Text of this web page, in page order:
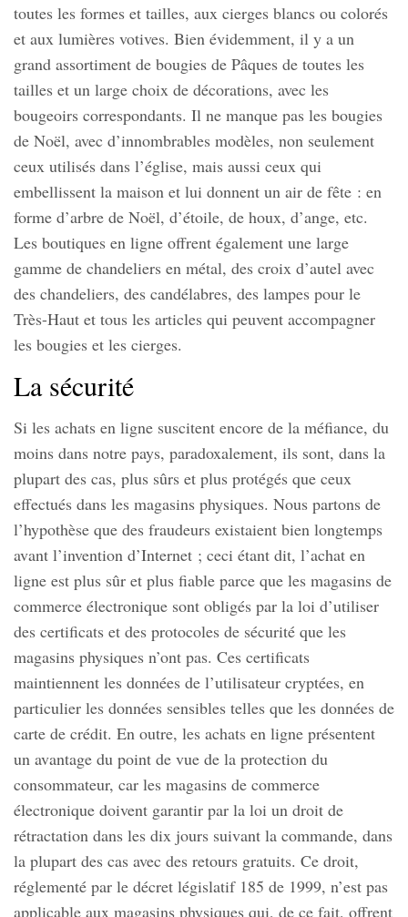
toutes les formes et tailles, aux cierges blancs ou colorés
et aux lumières votives. Bien évidemment, il y a un
grand assortiment de bougies de Pâques de toutes les
tailles et un large choix de décorations, avec les
bougeoirs correspondants. Il ne manque pas les bougies
de Noël, avec d’innombrables modèles, non seulement
ceux utilisés dans l’église, mais aussi ceux qui
embellissent la maison et lui donnent un air de fête : en
forme d’arbre de Noël, d’étoile, de houx, d’ange, etc.
Les boutiques en ligne offrent également une large
gamme de chandeliers en métal, des croix d’autel avec
des chandeliers, des candélabres, des lampes pour le
Très-Haut et tous les articles qui peuvent accompagner
les bougies et les cierges.
La sécurité
Si les achats en ligne suscitent encore de la méfiance, du
moins dans notre pays, paradoxalement, ils sont, dans la
plupart des cas, plus sûrs et plus protégés que ceux
effectués dans les magasins physiques. Nous partons de
l’hypothèse que des fraudeurs existaient bien longtemps
avant l’invention d’Internet ; ceci étant dit, l’achat en
ligne est plus sûr et plus fiable parce que les magasins de
commerce électronique sont obligés par la loi d’utiliser
des certificats et des protocoles de sécurité que les
magasins physiques n’ont pas. Ces certificats
maintiennent les données de l’utilisateur cryptées, en
particulier les données sensibles telles que les données de
carte de crédit. En outre, les achats en ligne présentent
un avantage du point de vue de la protection du
consommateur, car les magasins de commerce
électronique doivent garantir par la loi un droit de
rétractation dans les dix jours suivant la commande, dans
la plupart des cas avec des retours gratuits. Ce droit,
réglementé par le décret législatif 185 de 1999, n’est pas
applicable aux magasins physiques qui, de ce fait, offrent